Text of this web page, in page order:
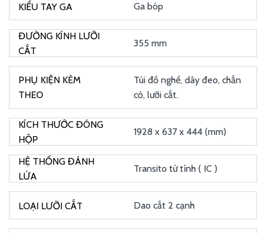
Ga bóp
355 mm
Túi đồ nghề, dây đeo, chắn
cỏ, lưỡi cắt.
1928 x 637 x 444 (mm)
Transito từ tính ( IC )
Dao cắt 2 cạnh